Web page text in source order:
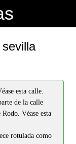
esta calle.
de la calle
Véase esta
rotulada como